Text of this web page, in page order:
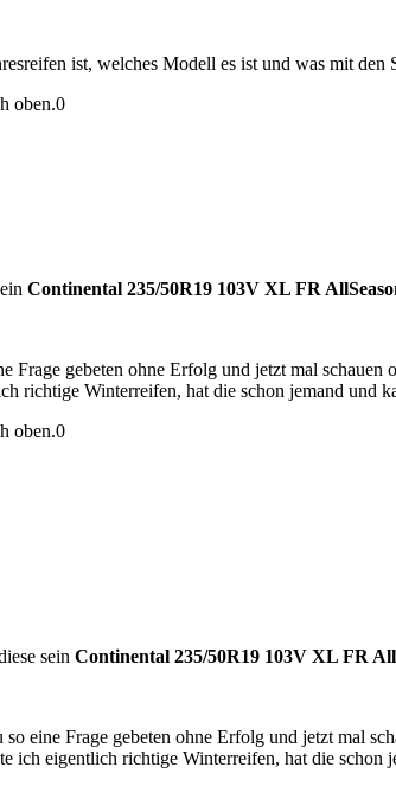
ist, welches Modell es ist und was mit den
oben.0
Continental 235/50R19 103V XL FR
Frage gebeten ohne Erfolg und jetzt mal
richtige Winterreifen, hat die schon jemand und
oben.0
sein Continental 235/50R19 103V XL FR
eine Frage gebeten ohne Erfolg und jetzt mal
eigentlich richtige Winterreifen, hat die schon